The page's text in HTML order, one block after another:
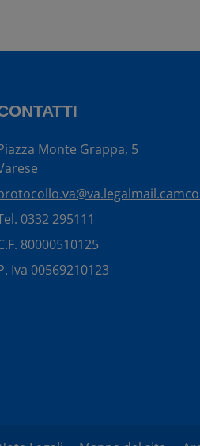
Monte Grappa, 5
0332 295111
80000510125
Iva 00569210123